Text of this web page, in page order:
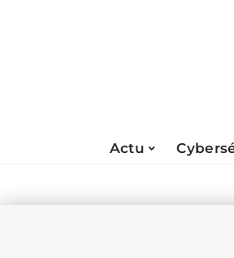
Actu